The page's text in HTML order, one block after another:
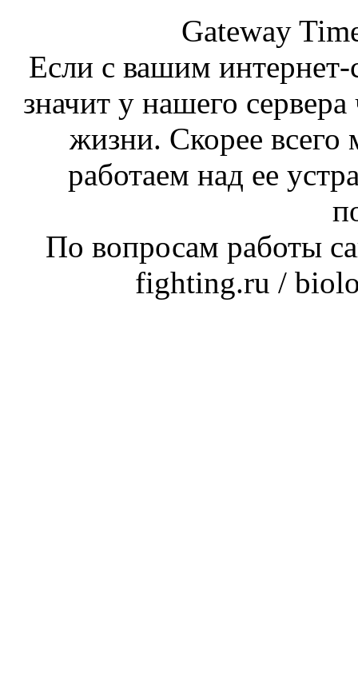
Gateway
Если с вашим интернет-
значит у нашего
жизни. Скорее
работаем над ее
По вопросам работы
fighting.ru /